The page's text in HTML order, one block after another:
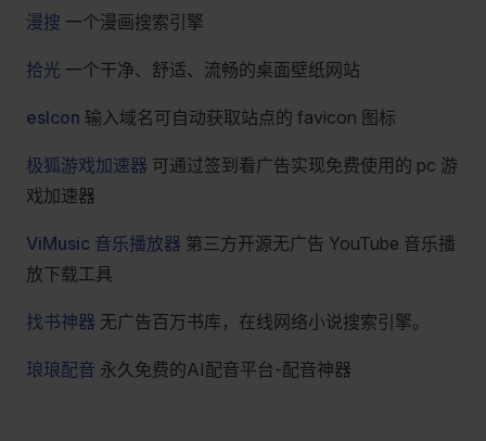
漫搜 一个漫画搜索引擎
拾光 一个干净、舒适、流畅的桌面壁纸网站
esIcon 输入域名可自动获取站点的 favicon 图标
极狐游戏加速器 可通过签到看广告实现免费使用的 pc 游
戏加速器
ViMusic 音乐播放器 第三方开源无广告 YouTube 音乐播
放下载工具
找书神器 无广告百万书库，在线网络小说搜索引擎。
琅琅配音 永久免费的AI配音平台-配音神器